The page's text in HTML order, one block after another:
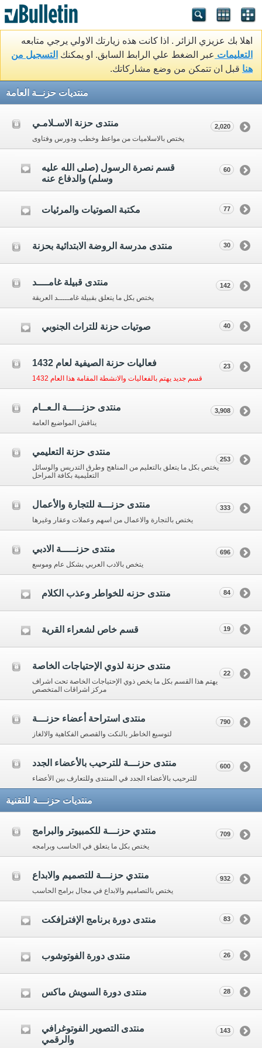
اهلا بك عزيزي الزائر . اذا كانت هذه زيارتك الاولي يرجي متابعه
التعليمات عبر الضغط علي الرابط السابق. او يمكنك التسجيل من
هنا قبل ان تتمكن من وضع مشاركاتك.
منتديات حزنــة العامة
منتدى حزنة الاسـلامـي
يختص بالاسلاميات من مواعظ وخطب ودورس وفتاوى
2,020
قسم نصرة الرسول (صلى الله عليه
وسلم) والدفاع عنه
60
مكتبة الصوتيات والمرئيات 77
منتدى مدرسة الروضة الابتدائية بحزنة 30
منتدى قبيلة غامــــد
يختص بكل ما يتعلق بقبيلة غامـــــد العريقة
142
صوتيات حزنة للتراث الجنوبي 40
فعاليات حزنة الصيفية لعام 1432
قسم جديد يهتم بالفعاليات والانشطة المقامة هذا العام 1432
23
منتدى حزنـــــة الـعــام
يناقش المواضيع العامة
3,908
منتدى حزنة التعليمي
يختص بكل ما يتعلق بالتعليم من المناهج وطرق التدريس والوسائل
التعليمية بكافة المراحل
253
منتدى حزنـــة للتجارة والأعمال
يختص بالتجارة والاعمال من اسهم وعملات وعقار وغيرها
333
منتدى حزنـــــة الادبي
يتخص بالادب العربي بشكل عام وموسع
696
منتدى حزنه للخواطر وعذب الكلام 84
قسم خاص لشعراء القرية 19
منتدى حزنة لذوي الإحتياجات الخاصة
يهتم هذا القسم بكل ما يخص ذوي الإحتياجات الخاصة تحت اشراف
مركز اشراقات المتخصص
22
منتدى استراحة أعضاء حزنـــة
لتوسيع الخاطر بالنكت والقصص الفكاهية والالغاز
790
منتدى حزنـــة للترحيب بالأعضاء الجدد
للترحيب بالأعضاء الجدد في المنتدى وللتعارف بين الأعضاء
600
منتديات حزنـــة للتقنية
منتدي حزنـــة للكمبيوتر والبرامج
يختص بكل ما يتعلق في الحاسب وبرامجه
709
منتدي حزنـــة للتصميم والابداع
يختص بالتصاميم والابداع في مجال برامج الحاسب
932
منتدى دورة برنامج الإفترإفكت 83
منتدى دورة الفوتوشوب 26
منتدى دورة السويش ماكس 28
منتدى التصوير الفوتوغرافي
والرقمي
143